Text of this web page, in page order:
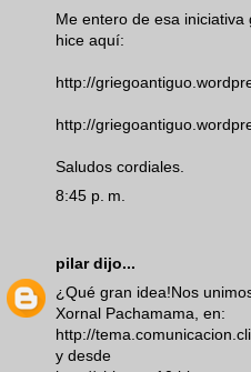
Me entero de esa
hice aquí:
http://
http://
Saludos cordiales.
8:45 p. m.
pilardijo...
¿Qué gran idea!Nos
Xornal Pachamama, en:
http://
y desde